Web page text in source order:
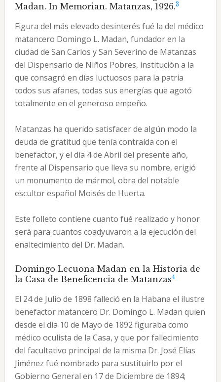
Madan. In Memorian. Matanzas, 1926.3
Figura del más elevado desinterés fué la del médico
matancero Domingo L. Madan, fundador en la
ciudad de San Carlos y San Severino de Matanzas
del Dispensario de Niños Pobres, institución a la
que consagró en días luctuosos para la patria
todos sus afanes, todas sus energías que agotó
totalmente en el generoso empeño.
Matanzas ha querido satisfacer de algún modo la
deuda de gratitud que tenía contraída con el
benefactor, y el día 4 de Abril del presente año,
frente al Dispensario que lleva su nombre, erigió
un monumento de mármol, obra del notable
escultor español Moisés de Huerta.
Este folleto contiene cuanto fué realizado y honor
será para cuantos coadyuvaron a la ejecución del
enaltecimiento del Dr. Madan.
Domingo Lecuona Madan en la Historia de
la Casa de Beneficencia de Matanzas4
El 24 de Julio de 1898 falleció en la Habana el ilustre
benefactor matancero Dr. Domingo L. Madan quien
desde el día 10 de Mayo de 1892 figuraba como
médico oculista de la Casa, y que por fallecimiento
del facultativo principal de la misma Dr. José Elías
Jiménez fué nombrado para sustituirlo por el
Gobierno General en 17 de Diciembre de 1894;